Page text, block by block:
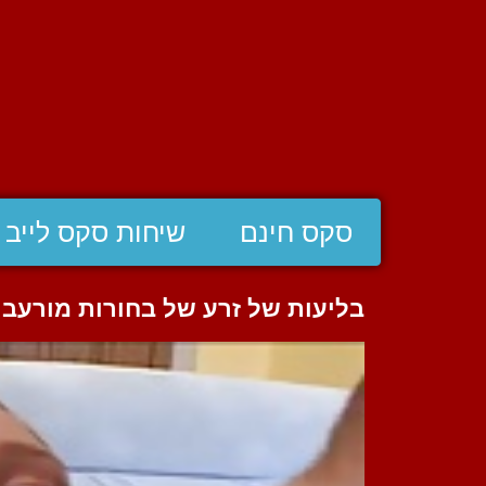
סקס חינם שיחות סקס לייב
בליעות של זרע של בחורות